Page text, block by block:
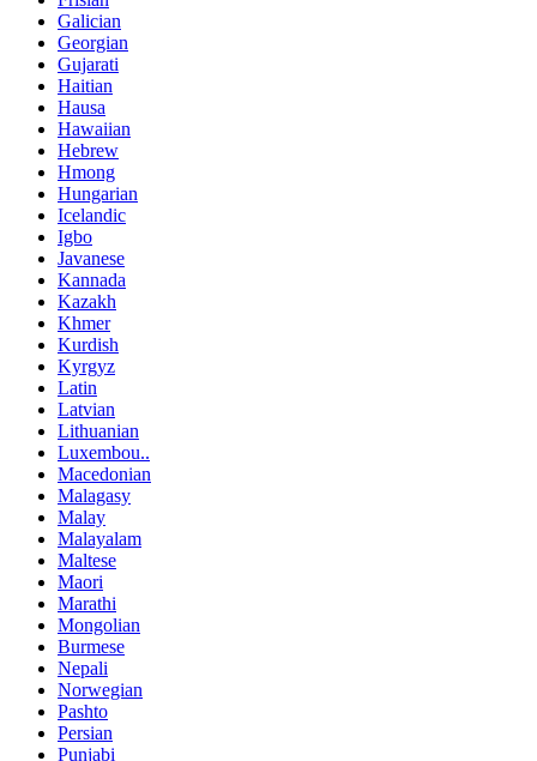
Galician
Georgian
Gujarati
Haitian
Hausa
Hawaiian
Hebrew
Hmong
Hungarian
Icelandic
Igbo
Javanese
Kannada
Kazakh
Khmer
Kurdish
Kyrgyz
Latin
Latvian
Lithuanian
Luxembou..
Macedonian
Malagasy
Malay
Malayalam
Maltese
Maori
Marathi
Mongolian
Burmese
Nepali
Norwegian
Pashto
Persian
Punjabi